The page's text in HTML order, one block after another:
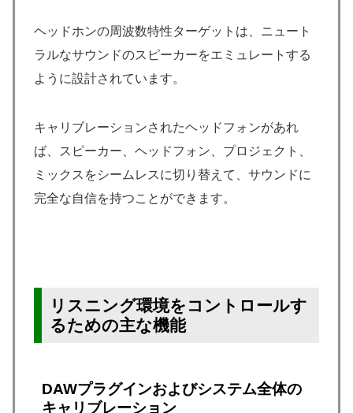
ヘッドホンの周波数特性ターゲットは、ニュート
ラルなサウンドのスピーカーをエミュレートする
ように設計されています。
キャリブレーションされたヘッドフォンがあれ
ば、スピーカー、ヘッドフォン、プロジェクト、
ミックスをシームレスに切り替えて、サウンドに
完全な自信を持つことができます。
リスニング環境をコントロールす
るための主な機能
DAWプラグインおよびシステム全体の
キャリブレーション